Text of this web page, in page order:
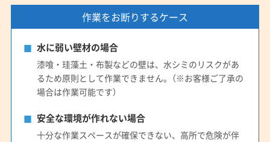
作業をお断りするケース
水に弱い壁材の場合
漆喰・珪藻土・布製などの壁は、水シミのリスクがあ
るため原則として作業できません。（※お客様ご了承の
場合は作業可能です）
安全な環境が作れない場合
十分な作業スペースが確保できない、高所で危険が伴